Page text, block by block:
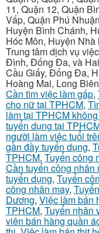
11, Quận 12, Quận
Vấp, Quận Phú
Huyện Bình Chánh,
Hóc Môn, Huyện Nhà
Trung tâm dịch vụ
Đình, Đống Đa, và
Cầu Giấy, Đống Đa,
Hoàng Mai, Long
Cần tìm việc làm gấp,
cho nữ tại TPHCM,
làm tại TPHCM
tuyển dụng tại
người làm việc tuổi
gần đầy tuyển dụng,
TPHCM, Tuyển công
Cần tuyển công nhân
tuyển dụng, Tuyển
công nhân may,
Dương, Việc làm bán
TPHCM, Tuyển nhân
viên bán hàng quần